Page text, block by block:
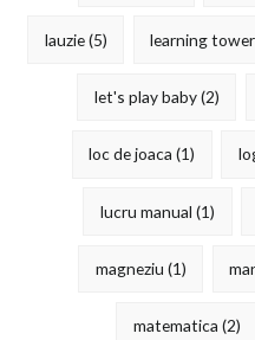
lauzie(5) learning tower
let's play baby(2)
loc de joaca (1)
lucru manual (1)
magneziu (1)
matematica (2)